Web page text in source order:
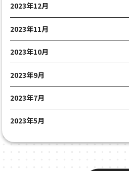
2023年12月
2023年11月
2023年10月
2023年9月
2023年7月
2023年5月